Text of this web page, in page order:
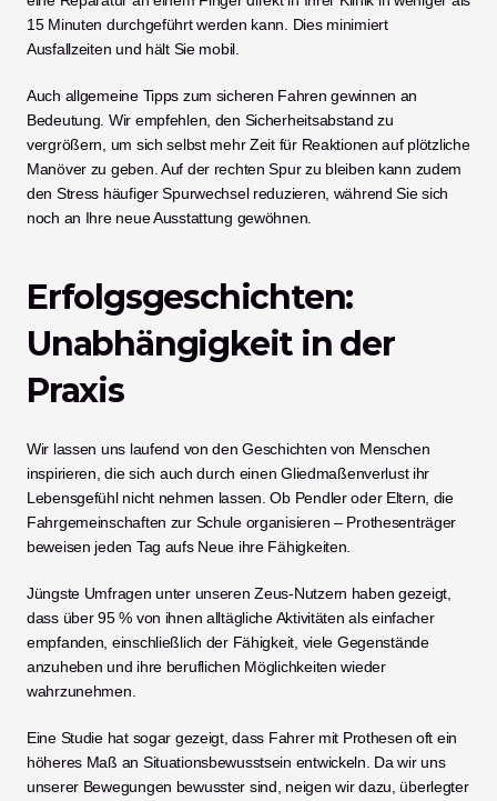
15 Minuten durchgeführt werden kann. Dies minimiert
Ausfallzeiten und hält Sie mobil.
Auch allgemeine Tipps zum sicheren Fahren gewinnen an
Bedeutung. Wir empfehlen, den Sicherheitsabstand zu
vergrößern, um sich selbst mehr Zeit für Reaktionen auf plötzliche
Manöver zu geben. Auf der rechten Spur zu bleiben kann zudem
den Stress häufiger Spurwechsel reduzieren, während Sie sich
noch an Ihre neue Ausstattung gewöhnen.
Erfolgsgeschichten:
Unabhängigkeit in der
Praxis
Wir lassen uns laufend von den Geschichten von Menschen
inspirieren, die sich auch durch einen Gliedmaßenverlust ihr
Lebensgefühl nicht nehmen lassen. Ob Pendler oder Eltern, die
Fahrgemeinschaften zur Schule organisieren – Prothesenträger
beweisen jeden Tag aufs Neue ihre Fähigkeiten.
Jüngste Umfragen unter unseren Zeus-Nutzern haben gezeigt,
dass über 95 % von ihnen alltägliche Aktivitäten als einfacher
empfanden, einschließlich der Fähigkeit, viele Gegenstände
anzuheben und ihre beruflichen Möglichkeiten wieder
wahrzunehmen.
Eine Studie hat sogar gezeigt, dass Fahrer mit Prothesen oft ein
höheres Maß an Situationsbewusstsein entwickeln. Da wir uns
unserer Bewegungen bewusster sind, neigen wir dazu, überlegter